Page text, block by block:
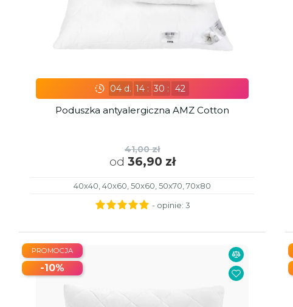
04d. 14 : 30 : 41
Poduszka antyalergiczna AMZ Cotton
41,00 zł
od 36,90 zł
40x40, 40x60, 50x60, 50x70, 70x80
- opinie: 3
PROMOCJA
-10%